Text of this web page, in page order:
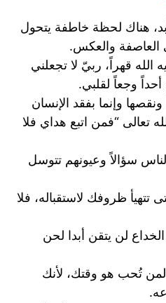
هناك لحظة خاطفة يتحول
العاصفة والعكس.
الله قهراً، ربيّ لا تجعلني
وجعاً لقلبي.
ونقصها وإنما بفقد الإنسان
تعالى “فمن اتبع هداي فلا
سؤالاً وعيونهم تتوسل
تتهيأ ظروفك لاستقباله، فلا
لن يتقن أبدا لحن
تُحب هو وقتك، لأنك